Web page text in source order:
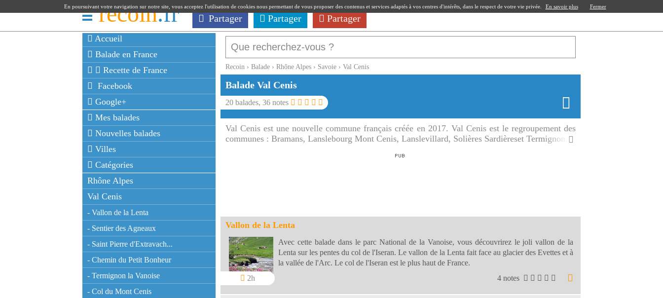
recoin.fr Partager Partager Partager
Accueil
Balade en France
Recette de France
Facebook
Google+
Mes balades
Nouvelles balades
Villes
Catégories
Rhône Alpes
Val Cenis
- Vallon de la Lenta
- Sentier des Agneaux
- Saint Pierre d'Extravach...
- Chemin du Petit Bonheur
- Termignon la Vanoise
- Col du Mont Cenis
Recoin › Balade › Rhône Alpes › Savoie › Val Cenis
Balade Val Cenis
20 balades, 36 notes
Val Cenis est une nouvelle commune français créée en 2017. Val Cenis est le regroupement des
communes : Bramans, Lanslebourg Mont Cenis, Lanslevillard, Solières Sardièreset Termignon.
Vallon de la Lenta
2h
Avec cette balade dans le parc National de la Vanoise, vous découvrirez le joli vallon de la
Lenta sur les pentes du col de l'Iseran. Le vallon de la Lenta fait face au glacier des Evettes et à
la vallée de l'Arc. Le col de l'Iseran est le plus haut de France.
4 notes
En poursuivant votre navigation sur notre site, vous acceptez l'utilisation de cookies nous permettant de vous proposer des contenus et services adaptés à vos centres d'intérêts, dans le respect de votre vie privée. En savoir plus Fermer